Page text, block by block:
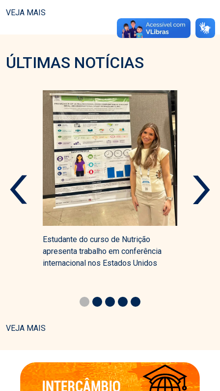
VEJA MAIS
ÚLTIMAS NOTÍCIAS
Estudante do curso de Nutrição
apresenta trabalho em conferência
internacional nos Estados Unidos
VEJA MAIS